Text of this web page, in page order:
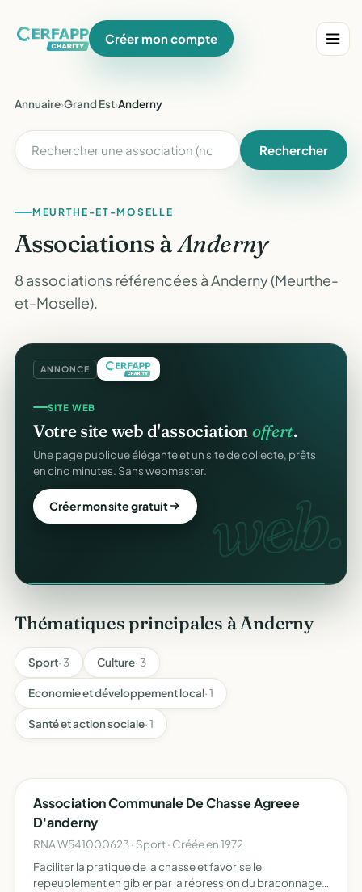
Créer mon compte
Annuaire›Grand Est›Anderny
Rechercher
MEURTHE-ET-MOSELLE
Associations àAnderny
8 associations référencées à Anderny (Meurthe-
et-Moselle).
ANNONCE
REÇUS FISCAUX
Vos reçusCERFAautomatiques.
Générés et envoyés à vos donateurs en un clic,
conformes au modèle officiel n°11580.
Automatiser mes reçus web.
SITE WEB
Votre site web d'association offert.
Une page publique élégante et un site de collecte, prêts
en cinq minutes. Sans webmaster.
Créer mon site gratuit
Thématiques principales à Anderny
Sport· 3 Culture· 3
Economie et développement local· 1
Santé et action sociale· 1
Association Communale De Chasse Agreee
D'anderny
RNA W541000623 · Sport · Créée en 1972
Faciliter la pratique de la chasse et favorise le
repeuplement en gibier par la répression du braconnage